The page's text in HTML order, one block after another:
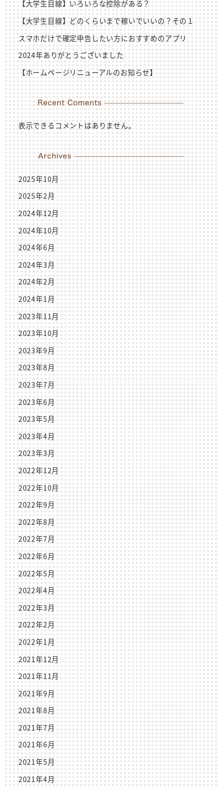
【大学生目線】いろいろな控除がある？
【大学生目線】どのくらいまで稼いでいいの？その１
スマホだけで確定申告したい方におすすめのアプリ
2024年ありがとうございました
【ホームページリニューアルのお知らせ】
表示できるコメントはありません。
2025年10月
2025年2月
2024年12月
2024年10月
2024年6月
2024年3月
2024年2月
2024年1月
2023年11月
2023年10月
2023年9月
2023年8月
2023年7月
2023年6月
2023年5月
2023年4月
2023年3月
2022年12月
2022年10月
2022年9月
2022年8月
2022年7月
2022年6月
2022年5月
2022年4月
2022年3月
2022年2月
2022年1月
2021年12月
2021年11月
2021年9月
2021年8月
2021年7月
2021年6月
2021年5月
2021年4月